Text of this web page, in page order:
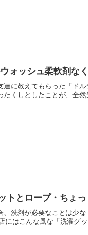
ォッシュ柔軟剤な
達に教えてもらった「ド
たくしとしたことが、全
トとロープ・ちょ
洗剤が必要なことは少
はこんな風な「洗濯グ